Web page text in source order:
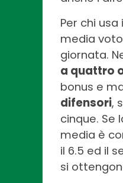
Per chi usa
media
giornata.
a quattro
bonus e
difensori,
cinque. Se
media è
il 6.5 ed il
si